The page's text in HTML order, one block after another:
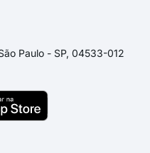
Paulo - SP, 04533-012